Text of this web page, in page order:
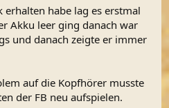
erhalten habe lag es erstmal
Akku leer ging danach war
und danach zeigte er immer
auf die Kopfhörer musste
der FB neu aufspielen.